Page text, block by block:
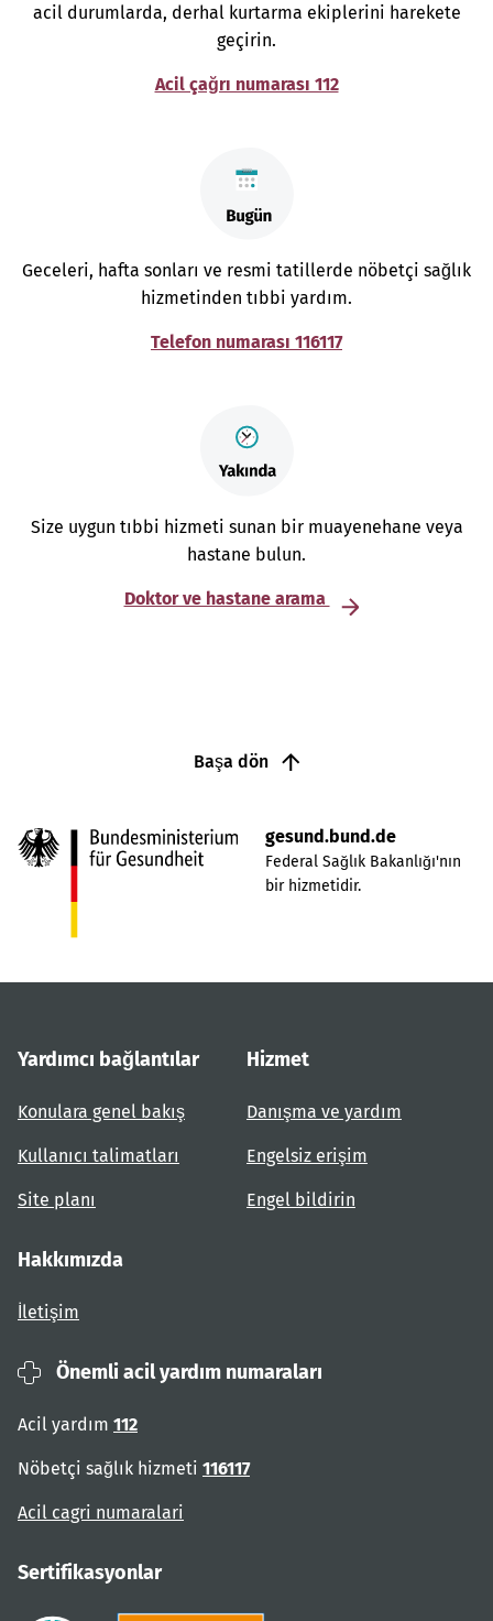
acil durumlarda, derhal kurtarma ekiplerini harekete
geçirin.
Acil çağrı numarası 112
Geceleri, hafta sonları ve resmi tatillerde nöbetçi sağlık
hizmetinden tıbbi yardım.
Telefon numarası 116117
Size uygun tıbbi hizmeti sunan bir muayenehane veya
hastane bulun.
Doktor ve hastane arama
Başa dön
gesund.bund.de
Federal Sağlık Bakanlığı'nın
bir hizmetidir.
Yardımcı bağlantılar
Konulara genel bakış
Kullanıcı talimatları
Site planı
Hizmet
Danışma ve yardım
Engelsiz erişim
Engel bildirin
Hakkımızda
İletişim
Önemli acil yardım numaraları
Acil yardım 112
Nöbetçi sağlık hizmeti 116117
Acil cagri numaralari
Sertifikasyonlar